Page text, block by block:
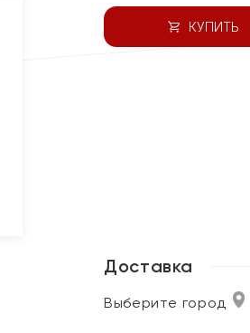
КУПИТЬ
Доставка
Выберите город